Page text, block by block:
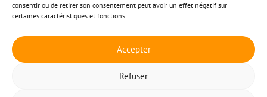
consentir ou de retirer son consentement peut avoir un effet négatif sur
certaines caractéristiques et fonctions.
Accepter
Refuser